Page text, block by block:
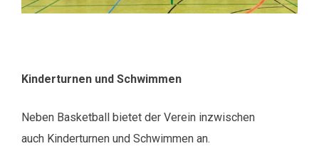
Kinderturnen und Schwimmen
Neben Basketball bietet der Verein inzwischen
auch Kinderturnen und Schwimmen an.